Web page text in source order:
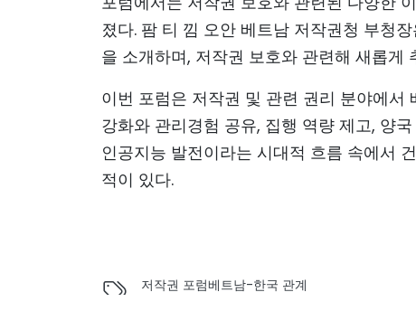
졌다. 팜 티 낌 오안 베트남 저작권청 부청
을 소개하며, 저작권 보호와 관련해 새롭게
이번 포럼은 저작권 및 관련 권리 분야에
강화와 관리경험 공유, 집행 역량 제고, 양
인공지능 발전이라는 시대적 흐름 속에서
적이 있다.
저작권 포럼베트남-한국 관계